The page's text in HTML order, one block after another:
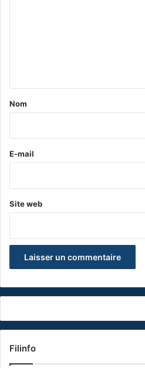
a
e
Nom
E-mail
Site web
Filinfo